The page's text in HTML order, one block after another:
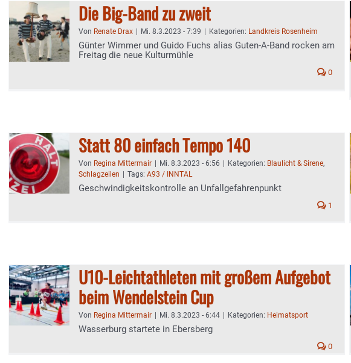
Die Big-Band zu zweit
Von Renate Drax Mi. 8.3.2023 - 7:39 Kategorien: Landkreis Rosenheim
Günter Wimmer und Guido Fuchs alias Guten-A-Band rocken am
Freitag die neue Kulturmühle
0
Statt 80 einfach Tempo 140
Von Regina Mittermair Mi. 8.3.2023 - 6:56 Kategorien: Blaulicht & Sirene,
Schlagzeilen
Tags: A93 / INNTAL
Geschwindigkeitskontrolle an Unfallgefahrenpunkt
1
U10-Leichtathleten mit großem Aufgebot
beim Wendelstein Cup
Von Regina Mittermair Mi. 8.3.2023 - 6:44 Kategorien: Heimatsport
Wasserburg startete in Ebersberg
0